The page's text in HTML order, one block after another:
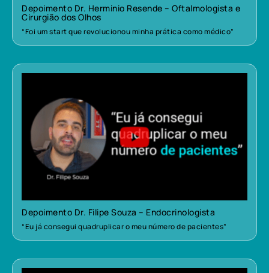
Depoimento Dr. Herminio Resende – Oftalmologista e
Cirurgião dos Olhos
“Foi um start que revolucionou minha prática como médico”
Depoimento Dr. Filipe Souza – Endocrinologista
“Eu já consegui quadruplicar o meu número de pacientes”